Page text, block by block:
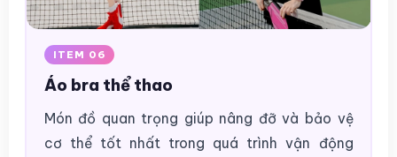
ITEM 06
Áo bra thể thao
Món đồ quan trọng giúp nâng đỡ và bảo vệ
cơ thể tốt nhất trong quá trình vận động